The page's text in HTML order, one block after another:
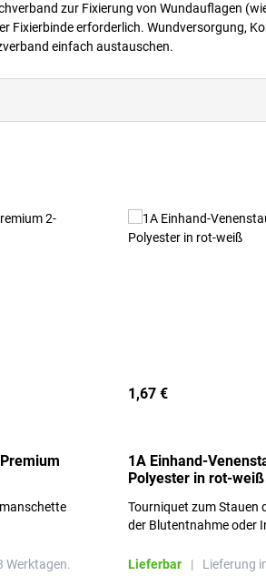
zur Fixierung von Wundauflagen
Fixierbinde erforderlich. Wundversorgung,
einfach austauschen.
Werktagen.
1,67 €
1A Einhand-
Polyester in rot-weiß
Tourniquet zum Stauen
der Blutentnahme oder
Lieferbar | Lieferung